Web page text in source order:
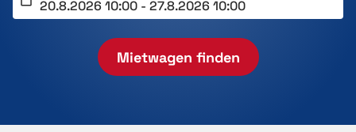
Mietwagen finden